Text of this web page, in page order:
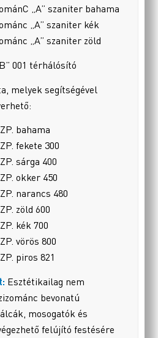
„A” szaniter bahama
„A” szaniter kék
„A” szaniter zöld
001 térhálósító
melyek segítségével
bahama
fekete 300
sárga 400
okker 450
narancs 480
zöld 600
kék 700
vörös 800
piros 821
Esztétikailag nem
bevonatú
mosogatók és
felújító festésére